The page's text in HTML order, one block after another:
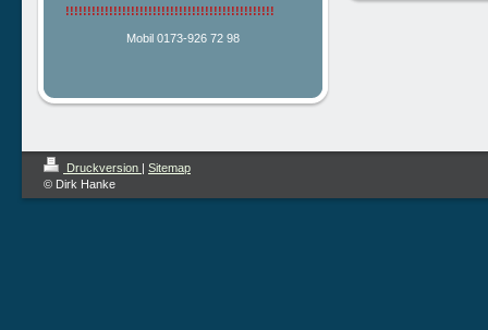
!!!!!!!!!!!!!!!!!!!!!!!!!!!!!!!!!!!!!!!!!!!!!!!!
Mobil 0173-926 72 98
Druckversion | Sitemap
© Dirk Hanke